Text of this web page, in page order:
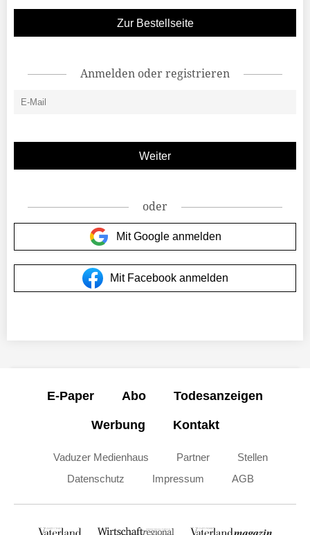
Zur Bestellseite
Anmelden oder registrieren
oder
Mit Google anmelden
Mit Facebook anmelden
E-Paper Abo Todesanzeigen
Werbung Kontakt
Vaduzer Medienhaus Partner
Stellen
Datenschutz
Impressum AGB